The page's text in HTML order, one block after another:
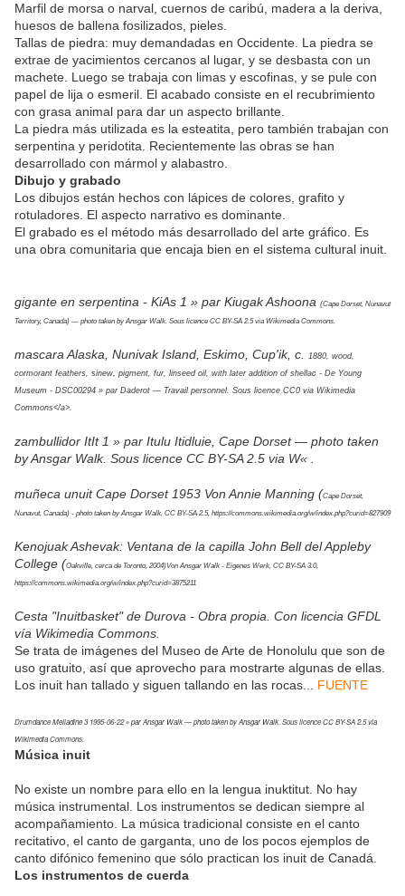
Marfil de morsa o narval, cuernos de caribú, madera a la deriva,
huesos de ballena fosilizados, pieles.
Tallas de piedra: muy demandadas en Occidente. La piedra se
extrae de yacimientos cercanos al lugar, y se desbasta con un
machete. Luego se trabaja con limas y escofinas, y se pule con
papel de lija o esmeril. El acabado consiste en el recubrimiento
con grasa animal para dar un aspecto brillante.
La piedra más utilizada es la esteatita, pero también trabajan con
serpentina y peridotita. Recientemente las obras se han
desarrollado con mármol y alabastro.
Dibujo y grabado
Los dibujos están hechos con lápices de colores, grafito y
rotuladores. El aspecto narrativo es dominante.
El grabado es el método más desarrollado del arte gráfico. Es
una obra comunitaria que encaja bien en el sistema cultural inuit.
gigante en serpentina - KiAs 1 » par Kiugak Ashoona (Cape Dorset, Nunavut
Territory, Canada) — photo taken by Ansgar Walk. Sous licence CC BY-SA 2.5 via Wikimedia Commons.
mascara Alaska, Nunivak Island, Eskimo, Cup'ik, c.
1880, wood,
cormorant feathers, sinew, pigment, fur, linseed oil, with later addition of shellac - De Young
Museum - DSC00294 » par Daderot — Travail personnel. Sous licence CC0 via Wikimedia
Commons</a>.
zambullidor ItIt 1 » par Itulu Itidluie, Cape Dorset — photo taken
by Ansgar Walk. Sous licence CC BY-SA 2.5 via W« .
muñeca unuit Cape Dorset 1953 Von Annie Manning (Cape Dorset,
Nunavut, Canada) - photo taken by Ansgar Walk, CC BY-SA 2.5, https://commons.wikimedia.org/w/index.php?curid=827909
Kenojuak Ashevak: Ventana de la capilla John Bell del Appleby
College (Oakville, cerca de Toronto, 2004)Von Ansgar Walk - Eigenes Werk, CC BY-SA 3.0,
https://commons.wikimedia.org/w/index.php?curid=3875211
Cesta "Inuitbasket" de Durova - Obra propia. Con licencia GFDL
vía Wikimedia Commons.
Se trata de imágenes del Museo de Arte de Honolulu que son de
uso gratuito, así que aprovecho para mostrarte algunas de ellas.
Los inuit han tallado y siguen tallando en las rocas... FUENTE
Drumdance Meliadine 3 1995-06-22 » par Ansgar Walk — photo taken by Ansgar Walk. Sous licence CC BY-SA 2.5 via
Wikimedia Commons.
Música inuit
No existe un nombre para ello en la lengua inuktitut. No hay
música instrumental. Los instrumentos se dedican siempre al
acompañamiento. La música tradicional consiste en el canto
recitativo, el canto de garganta, uno de los pocos ejemplos de
canto difónico femenino que sólo practican los inuit de Canadá.
Los instrumentos de cuerda